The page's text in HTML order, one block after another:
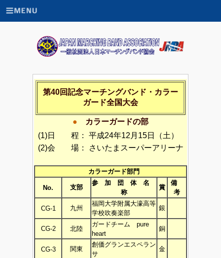
第40回記念マーチングバンド・カラー
ガード全国大会
●
カラーガードの部
(1)日 程：
平成24年12月15日（土）
(2)会 場：
さいたまスーパーアリーナ
カラーガード部門
No. 支部
参 加 団 体 名
称
賞
備
考
CG-1 九州
福岡大学附属大濠高等
学校吹奏楽部
銀
CG-2 北陸
ガードチーム pure
heart
銅
CG-3 関東
創価グランエスペラン
サ
金